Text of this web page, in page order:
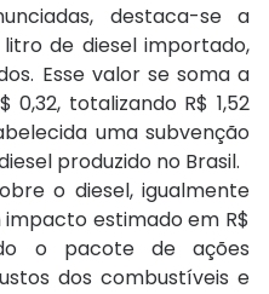
destaca-se a
de diesel importado,
Esse valor se soma a
totalizando R$ 1,52
uma subvenção
produzido no Brasil.
o diesel, igualmente
estimado em R$
o pacote de ações
dos combustíveis e